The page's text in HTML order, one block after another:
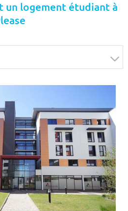
m²
Colocation
un logement étudiant à